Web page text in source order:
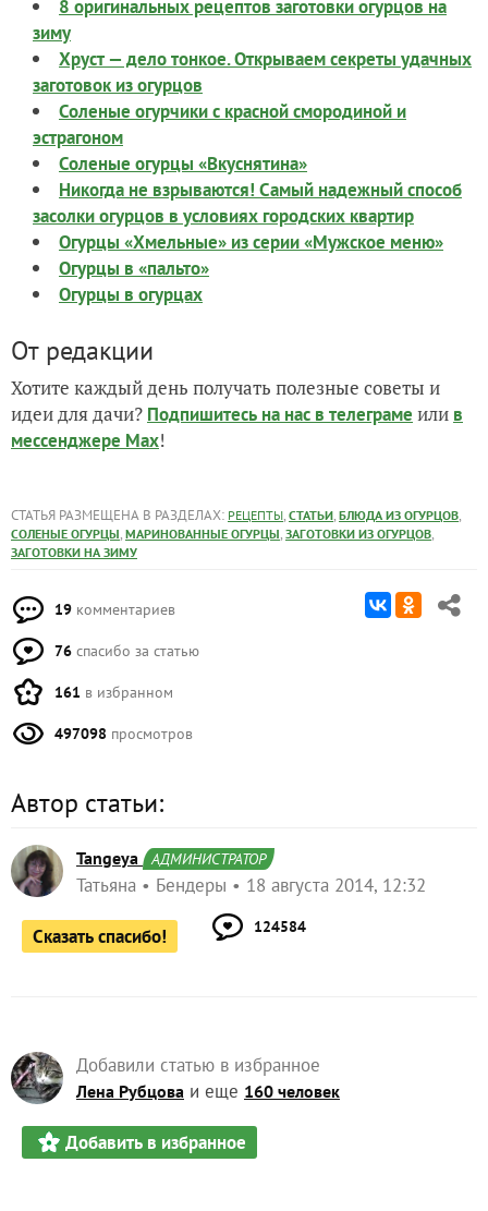
8 оригинальных рецептов заготовки огурцов на
зиму
Хруст — дело тонкое. Открываем секреты удачных
заготовок из огурцов
Соленые огурчики с красной смородиной и
эстрагоном
Соленые огурцы «Вкуснятина»
Никогда не взрываются! Самый надежный способ
засолки огурцов в условиях городских квартир
Огурцы «Хмельные» из серии «Мужское меню»
Огурцы в «пальто»
Огурцы в огурцах
От редакции
Хотите каждый день получать полезные советы и
идеи для дачи? Подпишитесь на нас в телеграме или в
мессенджере Max!
СТАТЬЯ РАЗМЕЩЕНА В РАЗДЕЛАХ: РЕЦЕПТЫ, СТАТЬИ, БЛЮДА ИЗ ОГУРЦОВ,
СОЛЕНЫЕ ОГУРЦЫ, МАРИНОВАННЫЕ ОГУРЦЫ, ЗАГОТОВКИ ИЗ ОГУРЦОВ,
ЗАГОТОВКИ НА ЗИМУ
19 комментариев
76 спасибо за статью
161 в избранном
497098 просмотров
Автор статьи:
Tangeya АДМИНИСТРАТОР
Татьяна Бендеры 18 августа 2014, 12:32
Сказать спасибо! 124584
Добавили статью в избранное
Лена Рубцова и еще 160 человек
Добавить в избранное